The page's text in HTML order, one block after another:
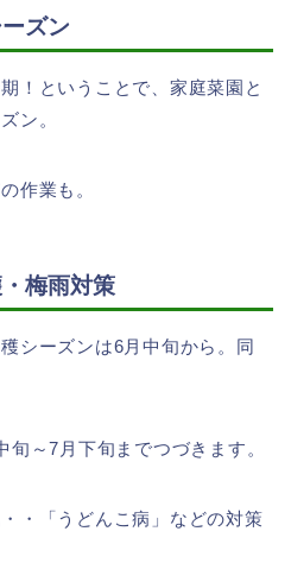
ズン
！ということで、家庭菜園と
ン。
作業も。
梅雨対策
シーズンは6月中旬から。同
～7月下旬までつづきます。
・「うどんこ病」などの対策